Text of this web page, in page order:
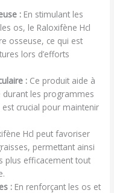
: En stimulant les
os, le Raloxifène Hcl
osseuse, ce qui est
lors d’efforts
: Ce produit aide à
durant les programmes
crucial pour maintenir
Hcl peut favoriser
permettant ainsi
plus efficacement tout
: En renforçant les os et